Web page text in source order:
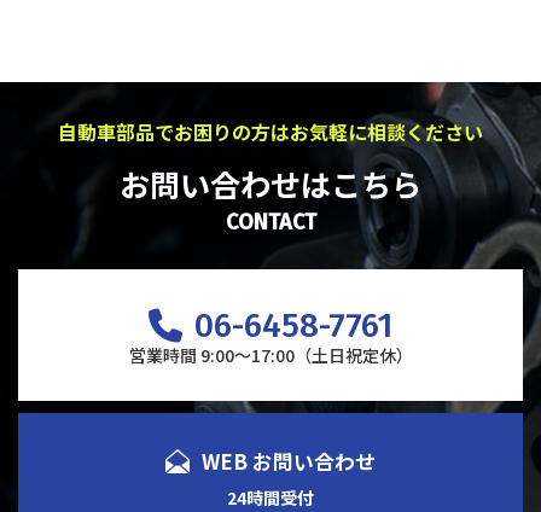
自動車部品でお困りの方はお気軽に相談ください
お問い合わせはこちら
CONTACT
06-6458-7761
営業時間 9:00～17:00（土日祝定休）
WEB お問い合わせ
24時間受付